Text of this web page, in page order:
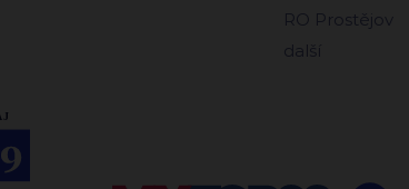
RO Prostějov
další